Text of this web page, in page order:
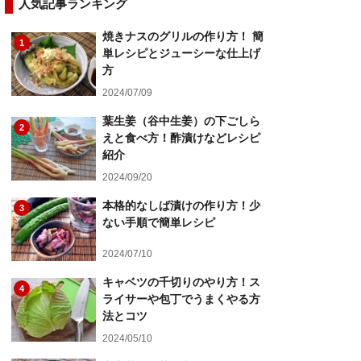
人気記事ランキング
1
焼きナスのグリルの作り方！ 簡
単レシピとジューシーな仕上げ
方
2024/07/09
2
葉生姜（谷中生姜）の下ごしら
えと食べ方！酢漬けなどレシピ
紹介
2024/09/20
3
本格的なしば漬けの作り方！少
ない手順で簡単レシピ
2024/07/10
4
キャベツの千切りのやり方！ス
ライサーや包丁でうまくやる方
法とコツ
2024/05/10